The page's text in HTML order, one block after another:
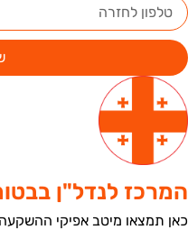
לנדל"ן
תמצאו מיטב אפיקי ההשקעה